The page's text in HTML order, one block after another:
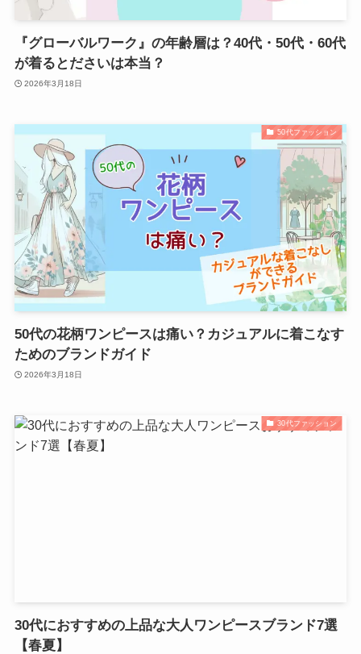
『グローバルワーク』の年齢層は？40代・50代・60代
が着るとださいは本当？
2026年3月18日
50代ファッション
50代の花柄ワンピースは痛い？カジュアルに着こなす
ためのブランドガイド
2026年3月18日
30代ファッション
30代におすすめの上品な大人ワンピースブランド7選
【春夏】